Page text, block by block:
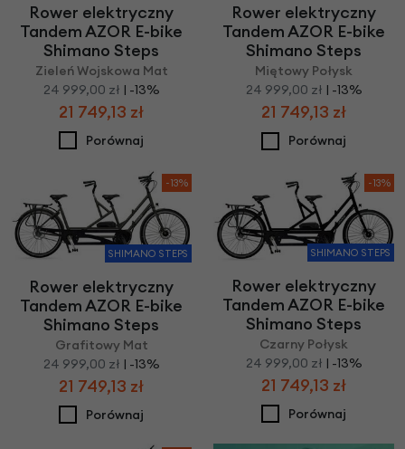
Rower elektryczny
Tandem AZOR E-bike
Shimano Steps
Zieleń Wojskowa Mat
24 999,00 zł | -13%
21 749,13 zł
Porównaj
Rower elektryczny
Tandem AZOR E-bike
Shimano Steps
Miętowy Połysk
24 999,00 zł | -13%
21 749,13 zł
Porównaj
-13%
SHIMANO STEPS
Rower elektryczny
Tandem AZOR E-bike
Shimano Steps
Grafitowy Mat
24 999,00 zł | -13%
21 749,13 zł
Porównaj
-13%
SHIMANO STEPS
Rower elektryczny
Tandem AZOR E-bike
Shimano Steps
Czarny Połysk
24 999,00 zł | -13%
21 749,13 zł
Porównaj